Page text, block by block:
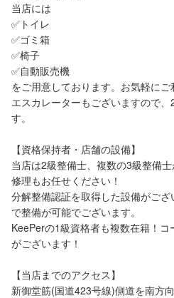
当店には
✅トイレ
✅ゴミ箱
✅椅子
✅自動販売機
をご用意しております。お気軽にご
エスカレーターもございますので
す。
【資格保持者・店舗の設備】
当店は2級整備士、複数の3級整備
修理もお任せください！
分解整備認証を取得した設備がご
で整備が可能でございます。
KeePerの1級資格者も複数在籍！
がございます！
【当店までのアクセス】
新御堂筋(国道423号線)側道を南方